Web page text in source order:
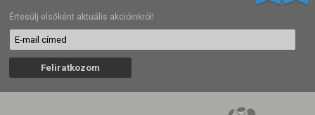
Értesülj elsőként aktuális akcióinkról!